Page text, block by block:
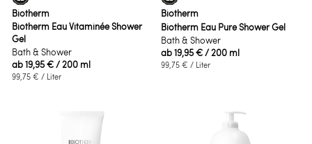
Biotherm
Biotherm Eau Vitaminée Shower
Gel
Bath & Shower
ab19,95 € / 200 ml
99,75 € / Liter
Biotherm
Biotherm Eau Pure Shower Gel
Bath & Shower
ab19,95 € / 200 ml
99,75 € / Liter